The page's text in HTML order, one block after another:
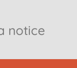
notice